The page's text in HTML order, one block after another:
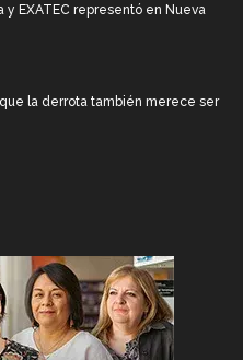
y EXATEC representó en Nueva
la derrota también merece ser